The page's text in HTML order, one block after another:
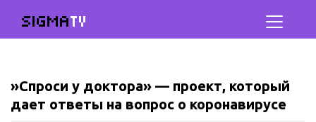
SIGMATV
»Спроси у доктора» — проект, который
дает ответы на вопрос о коронавирусе